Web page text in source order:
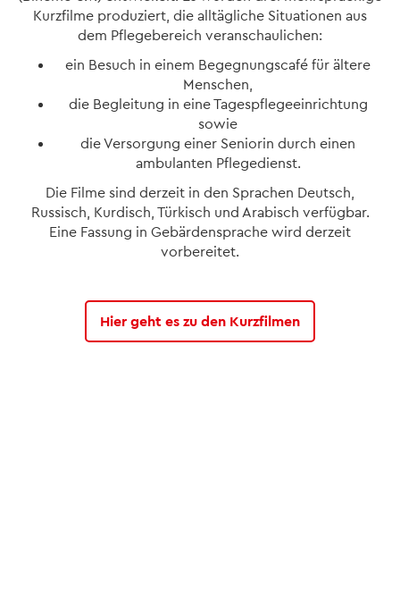
Kurzfilme produziert, die alltägliche Situationen aus
dem Pflegebereich veranschaulichen:
ein Besuch in einem Begegnungscafé für ältere
Menschen,
die Begleitung in eine Tagespflegeeinrichtung
sowie
die Versorgung einer Seniorin durch einen
ambulanten Pflegedienst.
Die Filme sind derzeit in den Sprachen Deutsch,
Russisch, Kurdisch, Türkisch und Arabisch verfügbar.
Eine Fassung in Gebärdensprache wird derzeit
vorbereitet.
Hier geht es zu den Kurzfilmen